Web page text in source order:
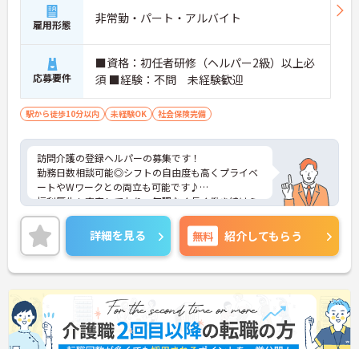
雇用形態 非常勤・パート・アルバイト
応募要件
■資格：初任者研修（ヘルパー2級）以上必
須 ■経験：不問 未経験歓迎
駅から徒歩10分以内 未経験OK 社会保険完備
訪問介護の登録ヘルパーの募集です！
勤務日数相談可能◎シフトの自由度も高くプライベ
ートやWワークとの両立も可能です♪
福利厚生も充実しており、無理なく長く働き続けら
れる職場です。
ご興味のある方には、面接対策ポイントなどさらに
詳細をお話いたしますので、お気軽にご相談くださ
い。
詳細を見る 無料 紹介してもらう